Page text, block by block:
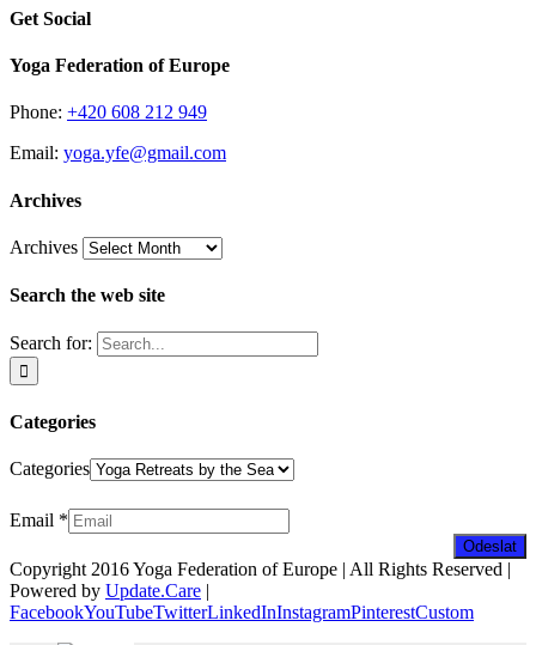
Get Social
Yoga Federation of Europe
Phone: +420 608 212 949
Email: yoga.yfe@gmail.com
Archives
Archives
Search the web site
Search for:
Categories
Categories
Email *
Odeslat
Copyright 2016 Yoga Federation of Europe | All Rights Reserved |
Powered by Update.Care |
FacebookYouTubeTwitterLinkedInInstagramPinterestCustom